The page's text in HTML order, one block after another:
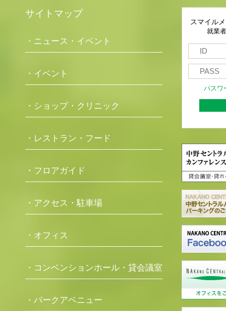
サイトマップ
・ニュース・イベント
・イベント
・ショップ・クリニック
・レストラン・フード
・フロアガイド
・アクセス・駐車場
・オフィス
・コンベンションホール・貸会議室
・パークアベニュー
スマイル
就業
パスワ